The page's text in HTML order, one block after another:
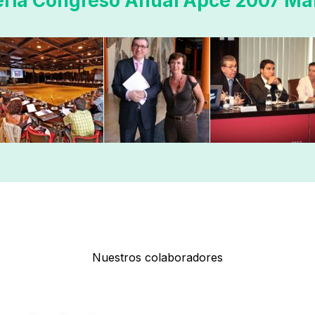
Nuestros colaboradores